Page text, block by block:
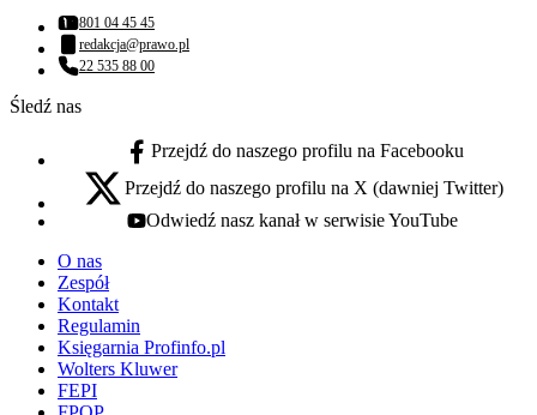
Numer telefonu:
801 04 45 45
Adres email:
redakcja@prawo.pl
Numer telefonu:
22 535 88 00
Śledź nas
facebook - otwiera się w nowej karcie
Przejdź do naszego profilu na Facebooku
x - otwiera się w nowej karcie
Przejdź do naszego profilu na X (dawniej Twitter)
youtube - otwiera się w nowej karcie
Odwiedź nasz kanał w serwisie YouTube
O nas
Zespół
Kontakt
Regulamin
Księgarnia Profinfo.pl
Wolters Kluwer
FEPI